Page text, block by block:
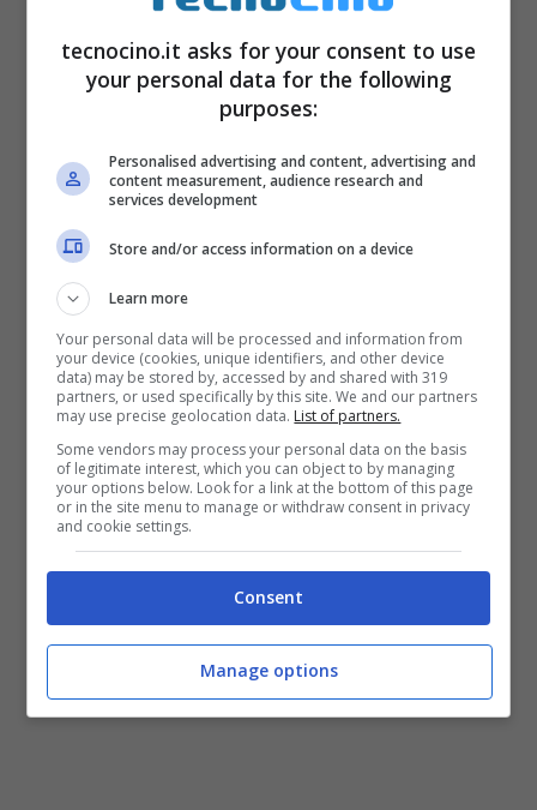
da Stan Liebowitz dell’Università del Texas:
dal 1990 per la precisione. MentreWindows
non si vide prima dl 1994.
Dieci anni dopo, nel 2004, la causa intentata
con le accuse di concorrenza sleale visto
che senza accesso pieno alle
versione di WordPerfect uscì nel 1996,
quando ormai Word si era imposto come
principe del mercato. La perdita è stata
valutata nell’ordine di1.2 miliardi di dollari. La
palla passa ai giudici.
tecnocino.it asks for your consent to use
your personal data for the following
purposes:
Personalised advertising and content, advertising and
content measurement, audience research and
services development
Store and/or access information on a device
Learn more
Your personal data will be processed and information from
your device (cookies, unique identifiers, and other device
data) may be stored by, accessed by and shared with 319
partners, or used specifically by this site. We and our partners
may use precise geolocation data. List of partners.
Some vendors may process your personal data on the basis
of legitimate interest, which you can object to by managing
your options below. Look for a link at the bottom of this page
or in the site menu to manage or withdraw consent in privacy
and cookie settings.
Consent
Manage options